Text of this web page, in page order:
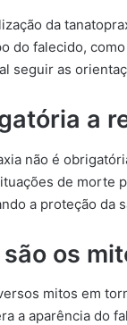
da
do falecido,
seguir as
a
não é
de morte
a proteção da
são os
mitos em
a aparência do